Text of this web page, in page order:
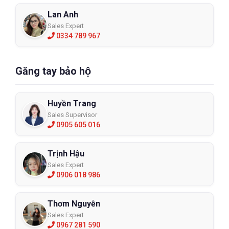
Lan Anh
Sales Expert
0334 789 967
Găng tay bảo hộ
Huyền Trang
Sales Supervisor
0905 605 016
Trịnh Hậu
Sales Expert
0906 018 986
Thơm Nguyễn
Sales Expert
0967 281 590